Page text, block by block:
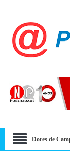
Dores de